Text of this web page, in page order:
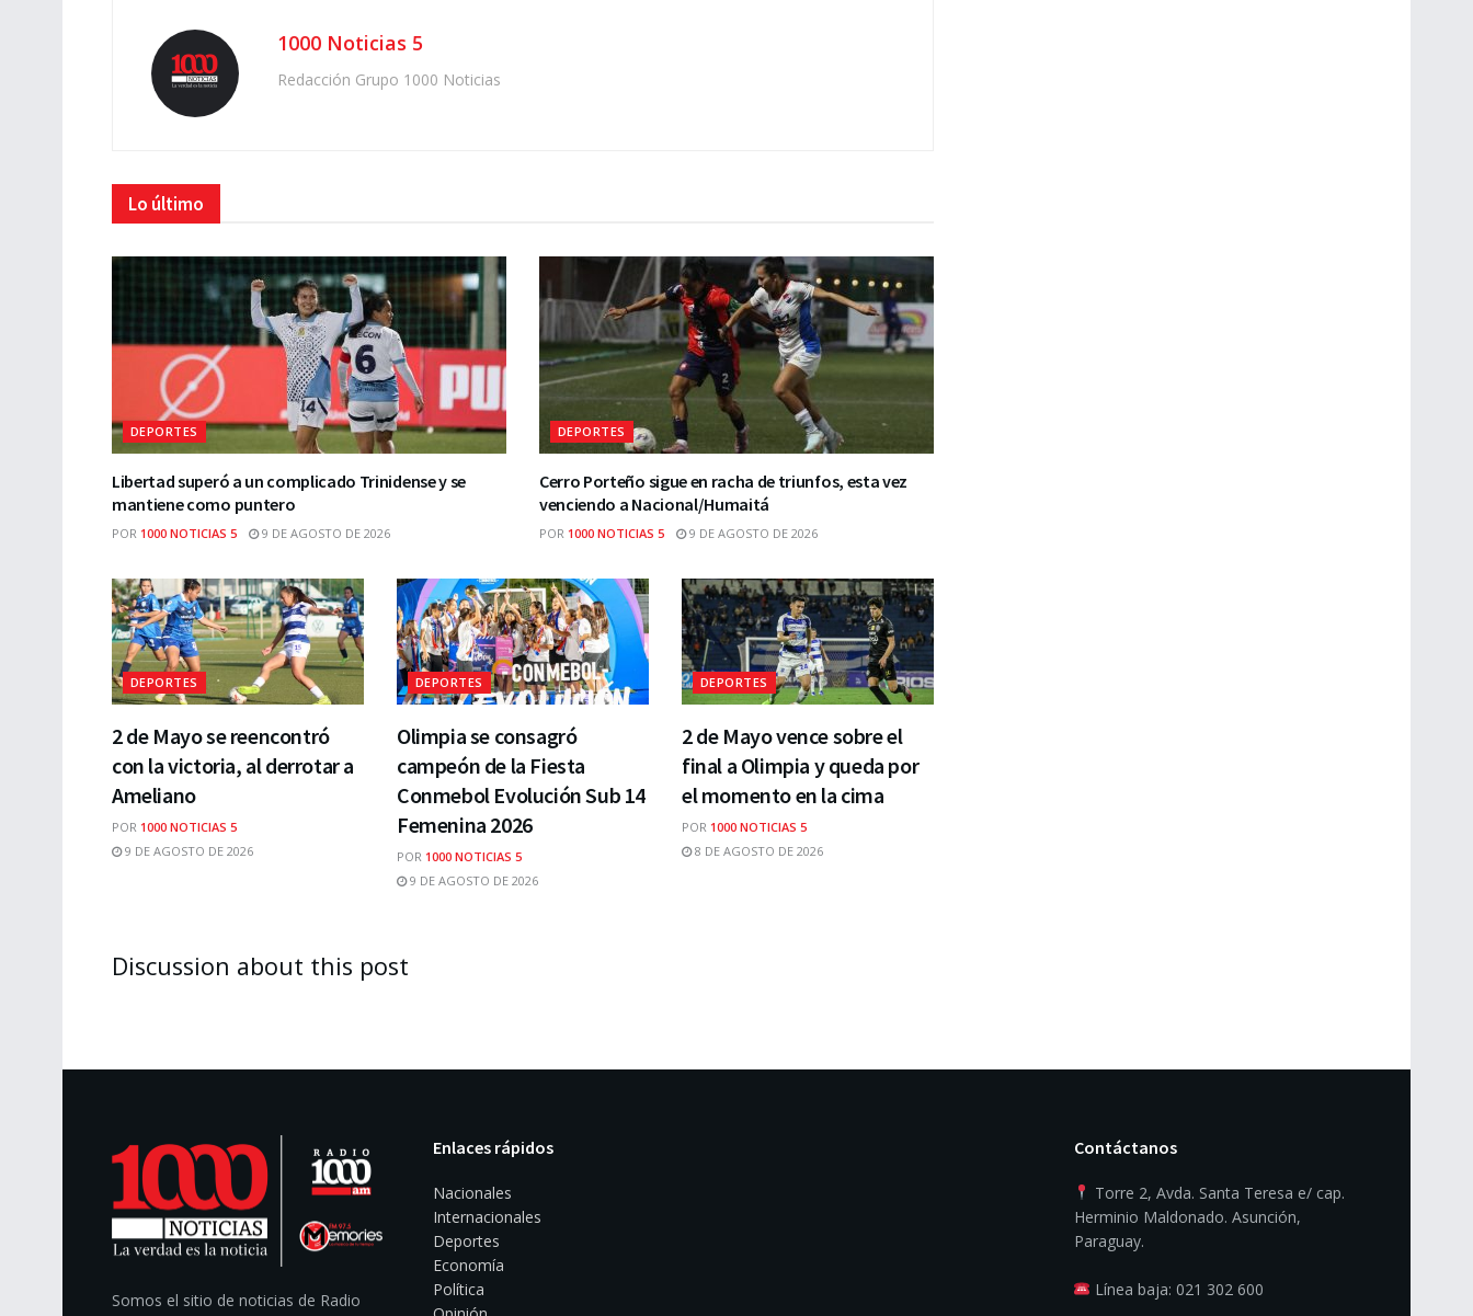
1000 Noticias 5
Redacción Grupo 1000 Noticias
Lo último
DEPORTES
Libertad superó a un complicado Trinidense y se
mantiene como puntero
POR 1000 NOTICIAS 5 9 DE AGOSTO DE 2026
DEPORTES
Cerro Porteño sigue en racha de triunfos, esta vez
venciendo a Nacional/Humaitá
POR 1000 NOTICIAS 5 9 DE AGOSTO DE 2026
DEPORTES
2 de Mayo se reencontró
con la victoria, al derrotar a
Ameliano
POR 1000 NOTICIAS 5
9 DE AGOSTO DE 2026
DEPORTES
Olimpia se consagró
campeón de la Fiesta
Conmebol Evolución Sub 14
Femenina 2026
POR 1000 NOTICIAS 5
9 DE AGOSTO DE 2026
DEPORTES
2 de Mayo vence sobre el
final a Olimpia y queda por
el momento en la cima
POR 1000 NOTICIAS 5
8 DE AGOSTO DE 2026
Discussion about this post
Somos el sitio de noticias de Radio
Enlaces rápidos
Nacionales
Internacionales
Deportes
Economía
Política
Contáctanos
Torre 2, Avda. Santa Teresa e/ cap.
Herminio Maldonado. Asunción,
Paraguay.
Línea baja: 021 302 600